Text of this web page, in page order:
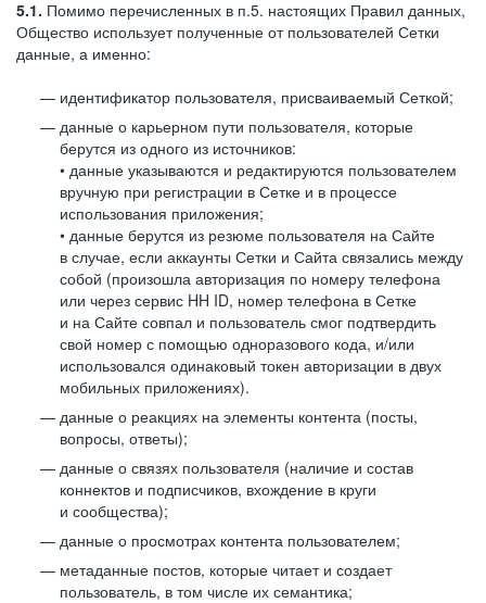
5.1. Помимо перечисленных в п.5. настоящих Правил данных,
Общество использует полученные от пользователей Сетки
данные, а именно:
идентификатор пользователя, присваиваемый Сеткой;
данные о карьерном пути пользователя, которые
берутся из одного из источников:
• данные указываются и редактируются пользователем
вручную при регистрации в Сетке и в процессе
использования приложения;
• данные берутся из резюме пользователя на Сайте
в случае, если аккаунты Сетки и Сайта связались между
собой (произошла авторизация по номеру телефона
или через сервис HH ID, номер телефона в Сетке
и на Сайте совпал и пользователь смог подтвердить
свой номер с помощью одноразового кода, и/или
использовался одинаковый токен авторизации в двух
мобильных приложениях).
данные о реакциях на элементы контента (посты,
вопросы, ответы);
данные о связях пользователя (наличие и состав
коннектов и подписчиков, вхождение в круги
и сообщества);
данные о просмотрах контента пользователем;
метаданные постов, которые читает и создает
пользователь, в том числе их семантика;